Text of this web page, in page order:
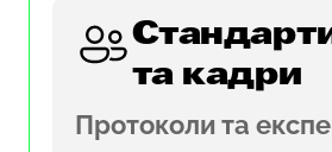
та кадри
Протоколи та